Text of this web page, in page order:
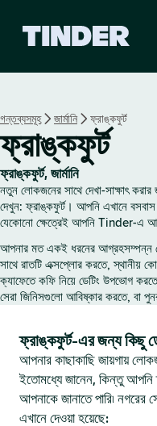
গন্তব্যসমূহ জার্মানি ফ্রাঙ্কফুর্ট
ফ্রাঙ্কফুর্ট
ফ্রাঙ্কফুর্ট, জার্মানি
নতুন লোকজনের সাথে দেখা-সাক্ষাৎ
দেখুন: ফ্রাঙ্কফুর্ট। আপনি এখানে
যেকোনো ক্ষেত্রেই আপনি Tinder-এ
আপনার মত একই ধরনের আগ্রহসম্পন্ন
সাথে রাতটি এক্সপ্লোর করতে, স্থানীয়
ক্যাফেতে কফি নিয়ে ডেটিং উপভোগ
সেরা জিনিসগুলো আবিষ্কার করতে, বা
ফ্রাঙ্কফুর্ট-এর জন্য কিছু
আপনার কাছাকাছি জায়গায়
ইতোমধ্যে জানেন, কিন্তু আপনি
আপনাকে জানাতে পারি৷ নগরের
এখানে দেওয়া হয়েছে: